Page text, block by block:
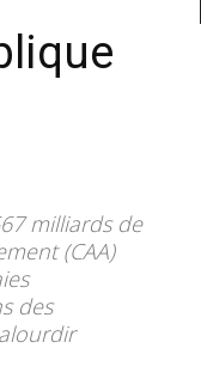
milliards de
(CAA)
des